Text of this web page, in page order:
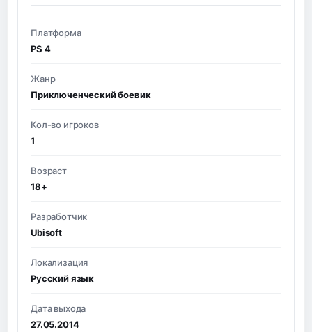
Платформа
PS 4
Жанр
Приключенческий боевик
Кол-во игроков
1
Возраст
18+
Разработчик
Ubisoft
Локализация
Русский язык
Дата выхода
27.05.2014